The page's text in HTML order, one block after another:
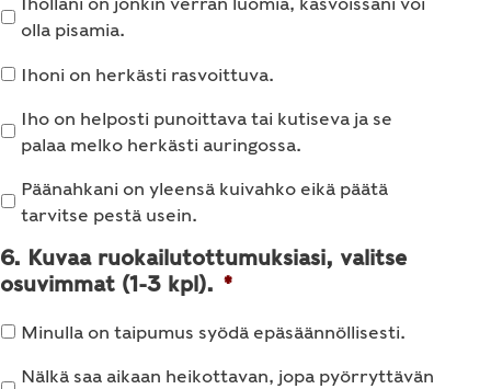
olla pisamia.
Ihoni on herkästi rasvoittuva.
Iho on helposti punoittava tai kutiseva ja se
palaa melko herkästi auringossa.
Päänahkani on yleensä kuivahko eikä päätä
tarvitse pestä usein.
6. Kuvaa ruokailutottumuksiasi, valitse
osuvimmat (1-3 kpl). *
Minulla on taipumus syödä epäsäännöllisesti.
Nälkä saa aikaan heikottavan, jopa pyörryttävän